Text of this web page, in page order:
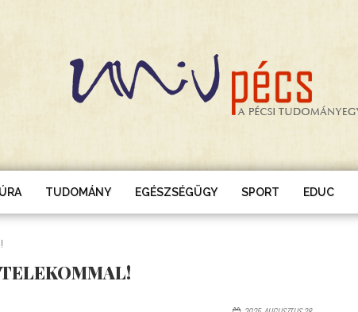
TUDOMÁNY EGÉSZSÉGÜGY SPORT EDUC